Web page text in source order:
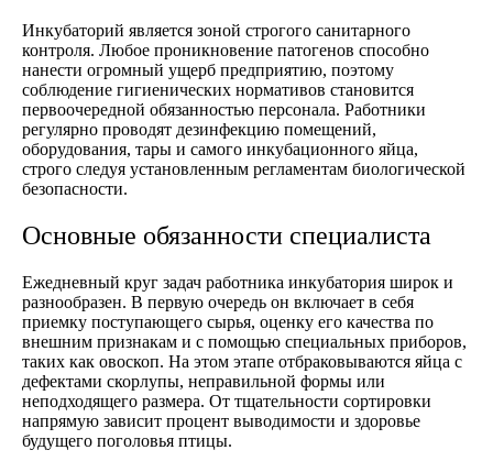
Инкубаторий является зоной строгого санитарного
контроля. Любое проникновение патогенов способно
нанести огромный ущерб предприятию, поэтому
соблюдение гигиенических нормативов становится
первоочередной обязанностью персонала. Работники
регулярно проводят дезинфекцию помещений,
оборудования, тары и самого инкубационного яйца,
строго следуя установленным регламентам биологической
безопасности.
Основные обязанности специалиста
Ежедневный круг задач работника инкубатория широк и
разнообразен. В первую очередь он включает в себя
приемку поступающего сырья, оценку его качества по
внешним признакам и с помощью специальных приборов,
таких как овоскоп. На этом этапе отбраковываются яйца с
дефектами скорлупы, неправильной формы или
неподходящего размера. От тщательности сортировки
напрямую зависит процент выводимости и здоровье
будущего поголовья птицы.